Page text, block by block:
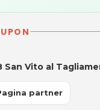
Vito al
partner